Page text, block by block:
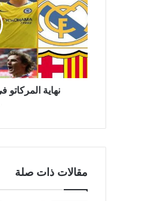
مقالات ذات صلة